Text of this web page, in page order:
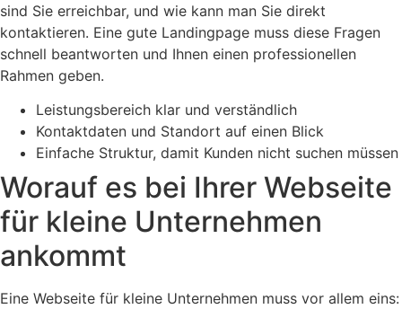
sind Sie erreichbar, und wie kann man Sie direkt
kontaktieren. Eine gute Landingpage muss diese Fragen
schnell beantworten und Ihnen einen professionellen
Rahmen geben.
Leistungsbereich klar und verständlich
Kontaktdaten und Standort auf einen Blick
Einfache Struktur, damit Kunden nicht suchen müssen
Worauf es bei Ihrer Webseite
für kleine Unternehmen
ankommt
Eine Webseite für kleine Unternehmen muss vor allem eins: